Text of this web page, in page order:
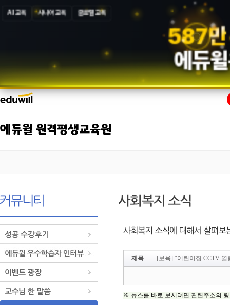
AI 교육 시니어 교육 글로벌 교육
587만
에듀윌
에듀윌 원격평생교육원
제목 [보육] “어린이집 CCTV